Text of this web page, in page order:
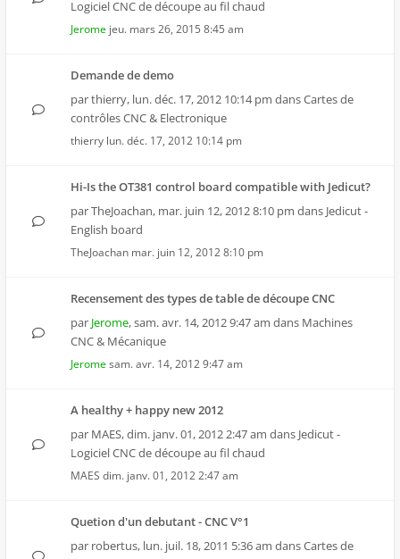
Logiciel CNC de découpe au fil chaud
Jerome jeu. mars 26, 2015 8:45 am
Demande de demo
parthierry, lun. déc. 17, 2012 10:14 pm dansCartes de
contrôles CNC & Electronique
thierry lun. déc. 17, 2012 10:14 pm
Hi-Is the OT381 control board compatible with Jedicut?
parTheJoachan, mar. juin 12, 2012 8:10 pm dans Jedicut -
English board
TheJoachan mar. juin 12, 2012 8:10 pm
Recensement des types de table de découpe CNC
par Jerome,sam. avr. 14, 2012 9:47 am dans Machines
CNC & Mécanique
Jeromesam. avr. 14, 2012 9:47 am
A healthy + happy new 2012
par MAES,dim. janv. 01, 2012 2:47 am dans Jedicut -
Logiciel CNC de découpe au fil chaud
MAES dim. janv. 01, 2012 2:47 am
Quetion d'un debutant - CNC V°1
par robertus, lun. juil. 18, 2011 5:36 am dansCartes de